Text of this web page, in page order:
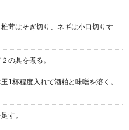
茸はそぎ切り、ネギは小口切りす
の具を煮る。
1杯程度入れて酒粕と味噌を溶く。
す。